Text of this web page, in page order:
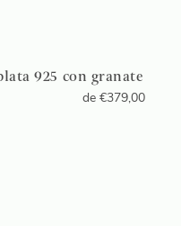
925 con granate
de €379,00